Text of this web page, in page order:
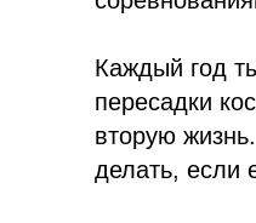
Каждый год
пересадки
вторую
делать, если